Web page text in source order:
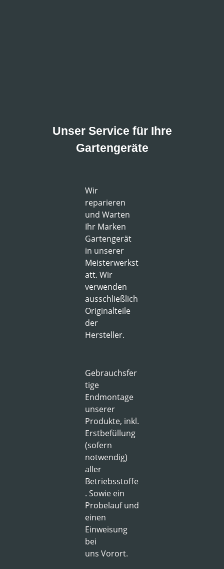
Unser Service für Ihre
Gartengeräte
Wir
reparieren
und Warten
Ihr Marken
Gartengerät
in unserer
Meisterwerkst
att. Wir
verwenden
ausschließlich
Originalteile
der
Hersteller.
Gebrauchsfer
tige
Endmontage
unserer
Produkte, inkl.
Erstbefüllung
(sofern
notwendig)
aller
Betriebsstoffe
. Sowie ein
Probelauf und
einen
Einweisung
bei
uns Vorort.